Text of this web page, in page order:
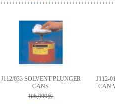
J112/033 SOLVENT PLUNGER
CANS
105,000원
J112-
CAN